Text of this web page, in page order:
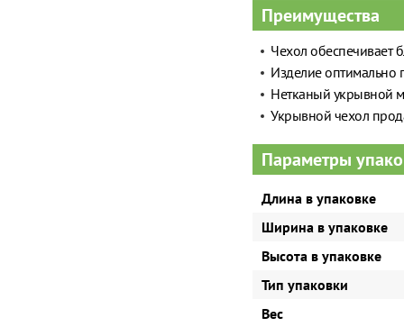
Преимущества
Чехол обеспечивает
Изделие оптимально
Нетканый укрывной
Укрывной чехол
Параметры
Длина в упаковке
Ширина в упаковке
Высота в упаковке
Тип упаковки
Вес